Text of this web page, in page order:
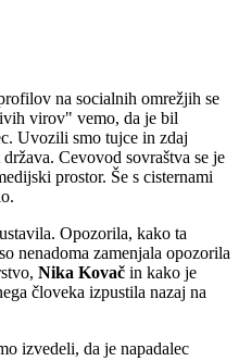
na socialnih omrežjih se
virov" vemo, da je bil
Uvozili smo tujce in zdaj
Cevovod sovraštva se je
prostor. Še s cisternami
Opozorila, kako ta
nenadoma zamenjala opozorila
Nika Kovač in kako je
človeka izpustila nazaj na
izvedeli, da je napadalec